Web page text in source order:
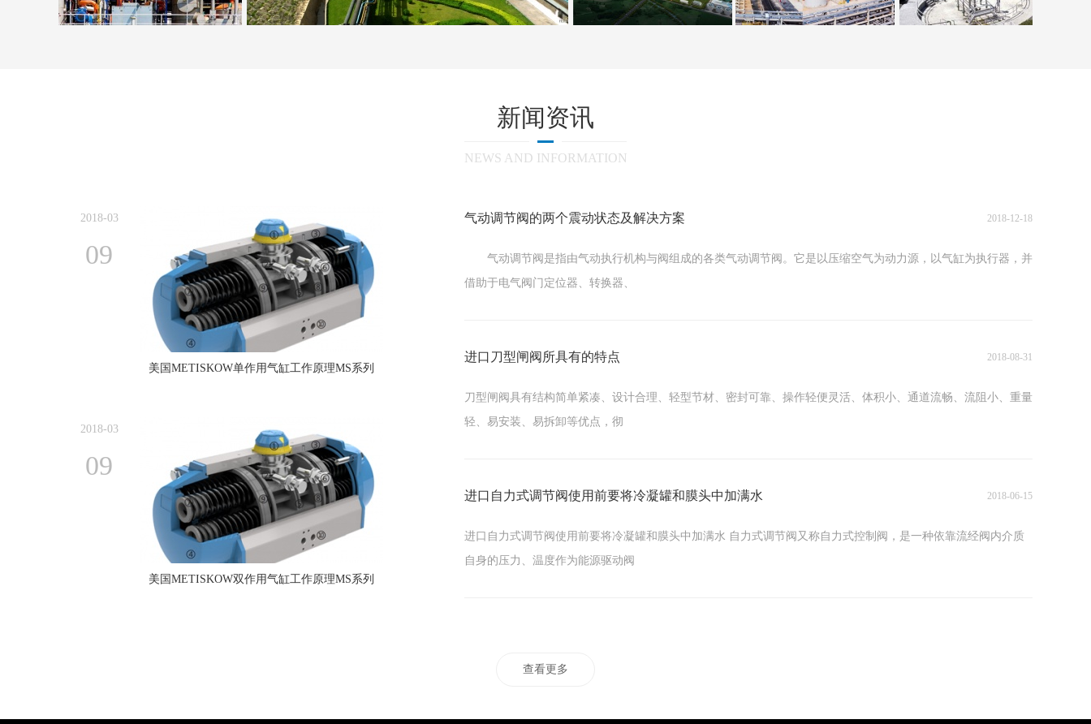
新闻资讯
NEWS AND INFORMATION
2018-03
09
美国METISKOW单作用气缸工作原理MS系列
2018-03
09
美国METISKOW双作用气缸工作原理MS系列
气动调节阀的两个震动状态及解决方案 2018-12-18
气动调节阀是指由气动执行机构与阀组成的各类气动调节阀。它是以压缩空气为动力源，以气缸为执行器，并
借助于电气阀门定位器、转换器、
进口刀型闸阀所具有的特点 2018-08-31
刀型闸阀具有结构简单紧凑、设计合理、轻型节材、密封可靠、操作轻便灵活、体积小、通道流畅、流阻小、重量
轻、易安装、易拆卸等优点，彻
进口自力式调节阀使用前要将冷凝罐和膜头中加满水 2018-06-15
进口自力式调节阀使用前要将冷凝罐和膜头中加满水 自力式调节阀又称自力式控制阀，是一种依靠流经阀内介质
自身的压力、温度作为能源驱动阀
查看更多